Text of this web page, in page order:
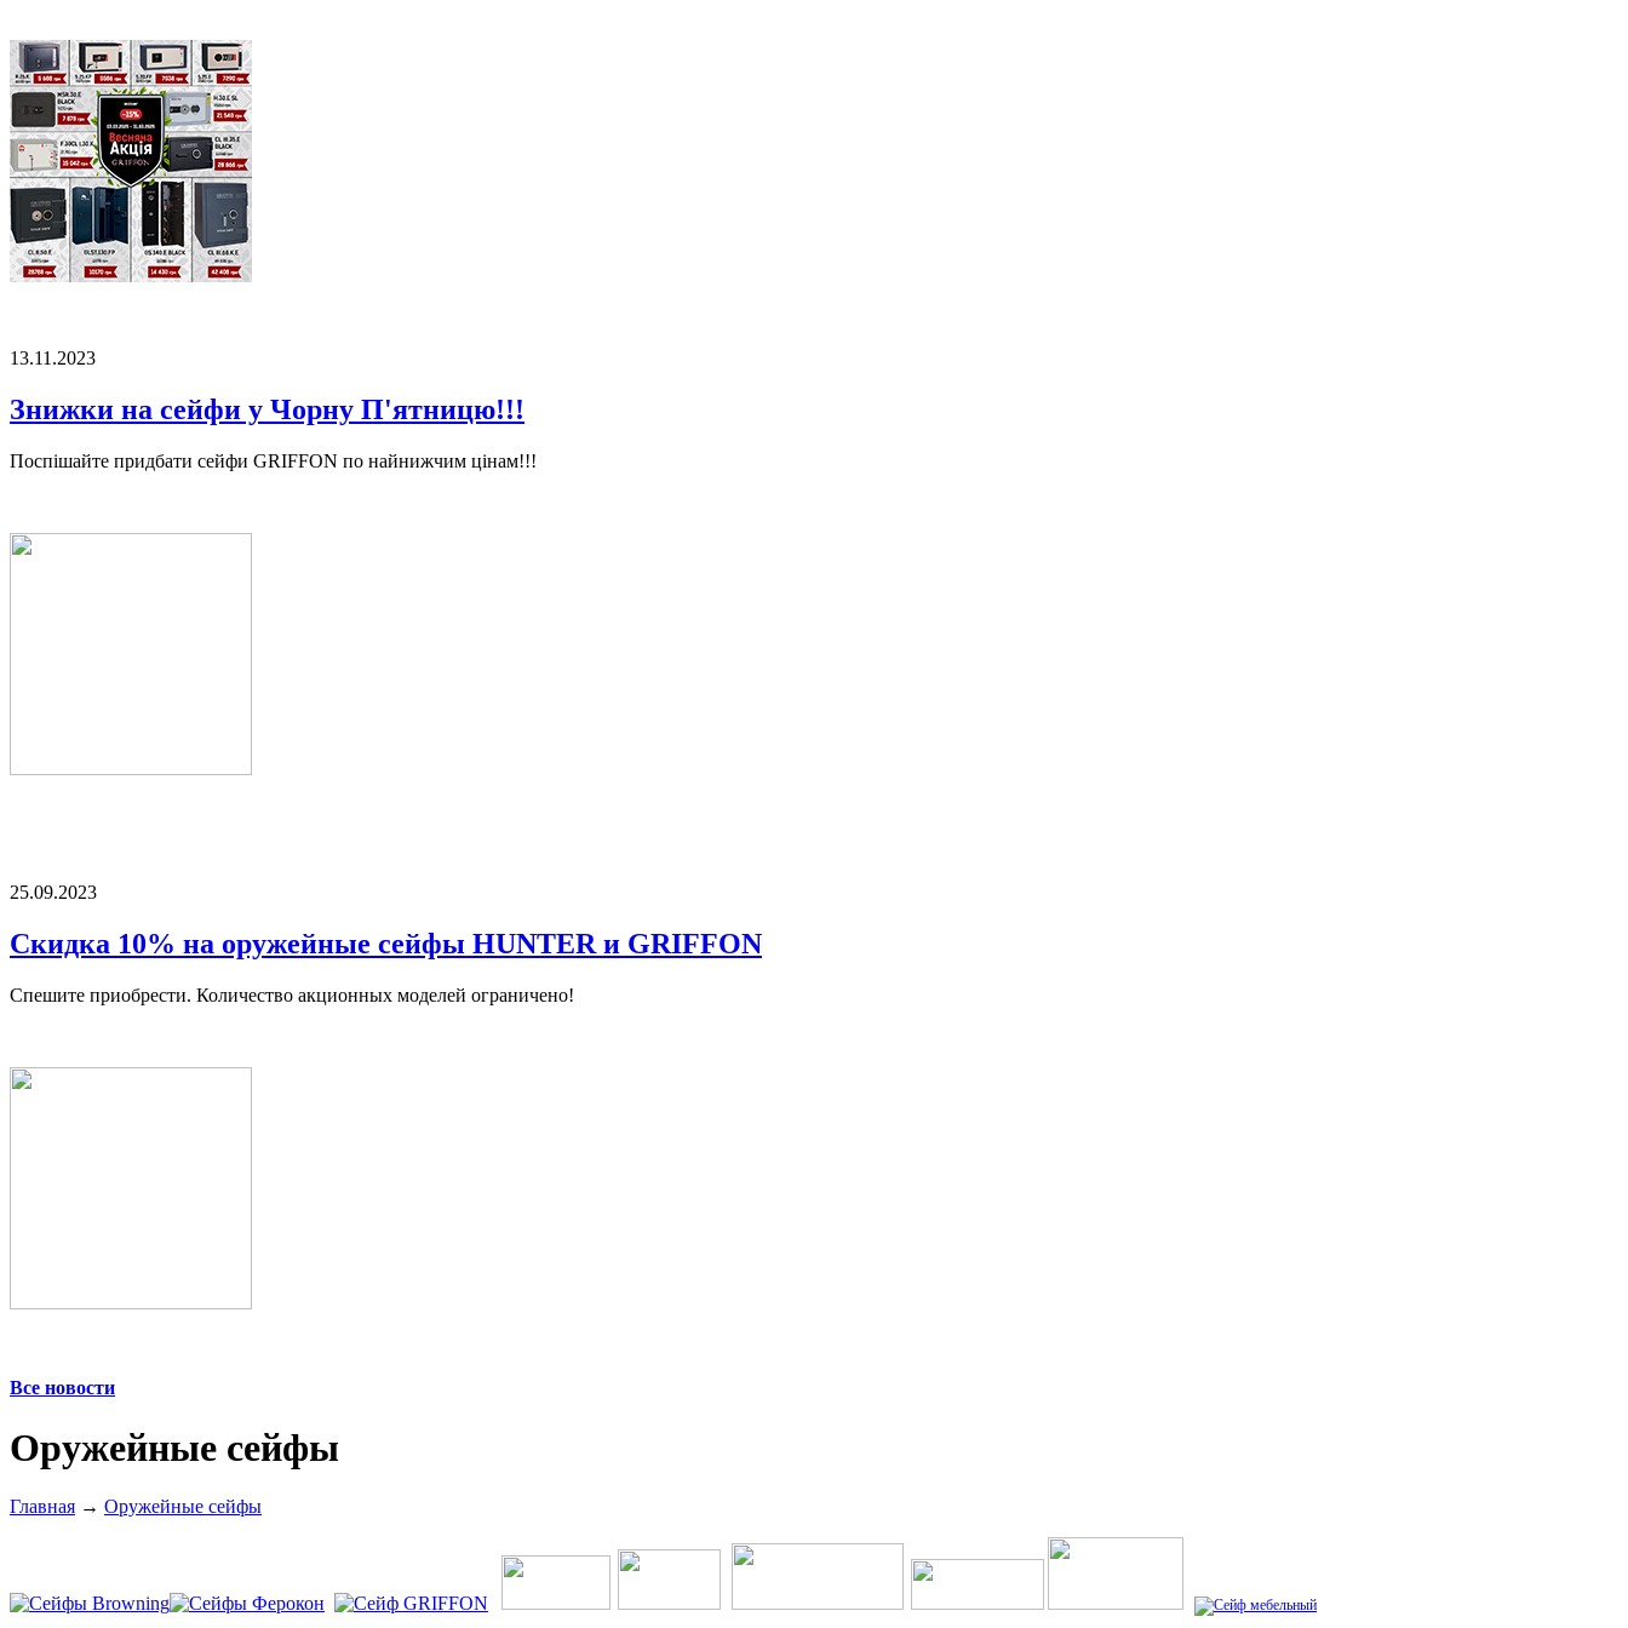
13.11.2023
Знижки на сейфи у Чорну П'ятницю!!!
Поспішайте придбати сейфи GRIFFON по найнижчим цінам!!!
25.09.2023
Скидка 10% на оружейные сейфы HUNTER и GRIFFON
Спешите приобрести. Количество акционных моделей ограничено!
Все новости
Оружейные сейфы
Главная → Оружейные сейфы